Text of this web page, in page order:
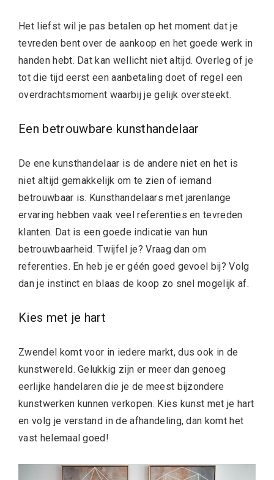
Het liefst wil je pas betalen op het moment dat je
tevreden bent over de aankoop en het goede werk in
handen hebt. Dat kan wellicht niet altijd. Overleg of je
tot die tijd eerst een aanbetaling doet of regel een
overdrachtsmoment waarbij je gelijk oversteekt.
Een betrouwbare kunsthandelaar
De ene kunsthandelaar is de andere niet en het is
niet altijd gemakkelijk om te zien of iemand
betrouwbaar is. Kunsthandelaars met jarenlange
ervaring hebben vaak veel referenties en tevreden
klanten. Dat is een goede indicatie van hun
betrouwbaarheid. Twijfel je? Vraag dan om
referenties. En heb je er géén goed gevoel bij? Volg
dan je instinct en blaas de koop zo snel mogelijk af.
Kies met je hart
Zwendel komt voor in iedere markt, dus ook in de
kunstwereld. Gelukkig zijn er meer dan genoeg
eerlijke handelaren die je de meest bijzondere
kunstwerken kunnen verkopen. Kies kunst met je hart
en volg je verstand in de afhandeling, dan komt het
vast helemaal goed!